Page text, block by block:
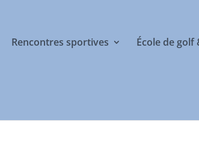
Rencontres sportives École de golf